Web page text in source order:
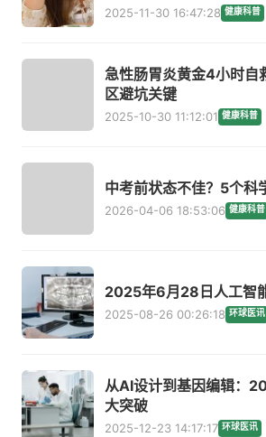
2025-11-30 16:47:28 健康科普
急性肠胃炎黄金4小时自
区避坑关键
2025-10-30 11:12:01 健康科普
中考前状态不佳？5个科
2026-04-06 18:53:06 健康科普
2025年6月28日人工智
2025-08-26 00:26:18 环球医讯
从AI设计到基因编辑：
大突破
2025-12-23 14:17:17 环球医讯